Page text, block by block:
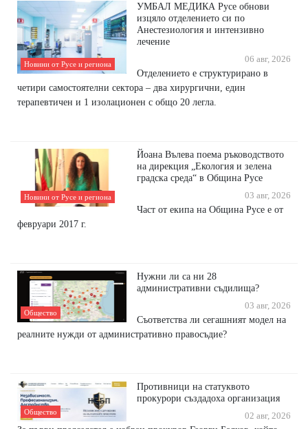
Новини от Русе и региона
УМБАЛ МЕДИКА Русе обнови
изцяло отделението си по
Анестезиология и интензивно
лечение
06 авг, 2026
Отделението е структурирано в
четири самостоятелни сектора – два хирургични, един
терапевтичен и 1 изолационен с общо 20 легла.
Новини от Русе и региона
Йоана Вълева поема ръководството
на дирекция „Екология и зелена
градска среда“ в Община Русе
03 авг, 2026
Част от екипа на Община Русе е от
февруари 2017 г.
Общество
Нужни ли са ни 28
административни съдилища?
03 авг, 2026
Съответства ли сегашният модел на
реалните нужди от административно правосъдие?
Общество
Противници на статуквото
прокурори създадоха организация
02 авг, 2026